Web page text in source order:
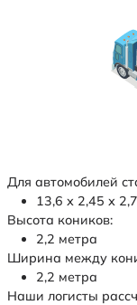
Для автомобилей
13,6 х 2,45 х
Высота коников:
2,2 метра
Ширина между
2,2 метра
Наши логисты